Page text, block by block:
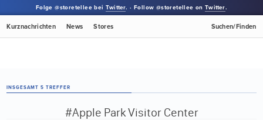
Folge @storetellee beiTwitter. · Follow @storetellee onTwitter.
Kurznachrichten News Stores Suchen/Finden
INSGESAMT 5 TREFFER
#Apple Park Visitor Center